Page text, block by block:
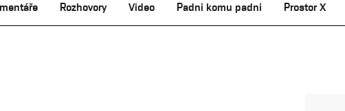
Rozhovory Video Padni komu padni Prostor X